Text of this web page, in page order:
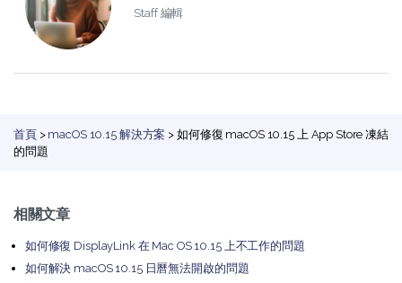
Staff 編輯
首頁> macOS 10.15 解決方案 > 如何修復 macOS 10.15 上 App Store 凍結
的問題
相關文章
如何修復 DisplayLink 在 Mac OS 10.15 上不工作的問題
如何解決 macOS 10.15 日曆無法開啟的問題